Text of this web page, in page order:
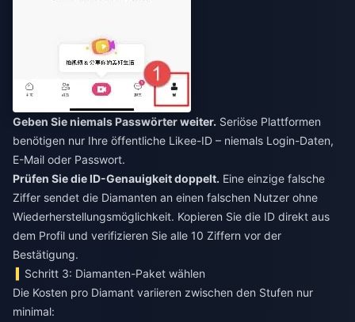
Geben Sie niemals Passwörter weiter. Seriöse Plattformen
benötigen nur Ihre öffentliche Likee-ID – niemals Login-Daten,
E-Mail oder Passwort.
Prüfen Sie die ID-Genauigkeit doppelt. Eine einzige falsche
Ziffer sendet die Diamanten an einen falschen Nutzer ohne
Wiederherstellungsmöglichkeit. Kopieren Sie die ID direkt aus
dem Profil und verifizieren Sie alle 10 Ziffern vor der
Bestätigung.
Schritt 3: Diamanten-Paket wählen
Die Kosten pro Diamant variieren zwischen den Stufen nur
minimal: